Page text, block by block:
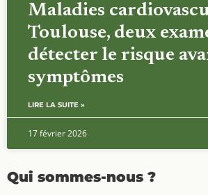
Maladies
Toulouse, deux
détecter le risque
symptômes
LIRE LA SUITE »
17 février 2026
Qui sommes-nous ?